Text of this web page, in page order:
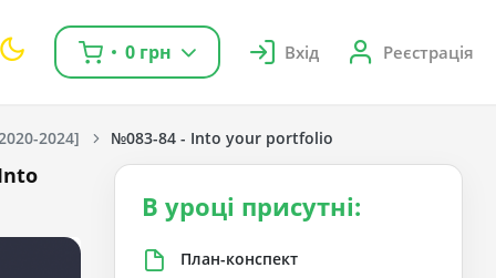
0 грн Вхід Реєстрація
2024] №083-84 - Into your portfolio
В уроці присутні:
План-конспект